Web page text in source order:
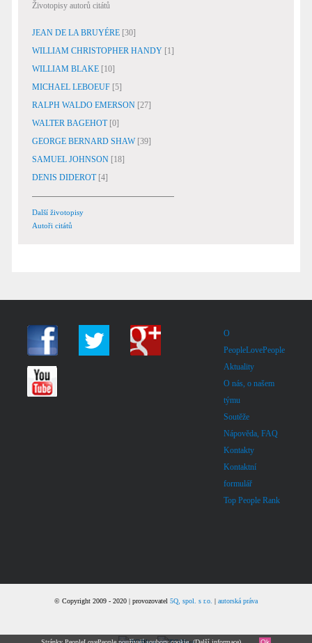
Životopisy autorů citátů
JEAN DE LA BRUYÉRE [30]
WILLIAM CHRISTOPHER HANDY [1]
WILLIAM BLAKE [10]
MICHAEL LEBOEUF [5]
RALPH WALDO EMERSON [27]
WALTER BAGEHOT [0]
GEORGE BERNARD SHAW [39]
SAMUEL JOHNSON [18]
DENIS DIDEROT [4]
Další životopisy
Autoři citátů
O
PeopleLovePeople
Aktuality
O nás, o našem
týmu
Soutěže
Nápověda, FAQ
Kontakty
Kontaktní
formulář
Top People Rank
© Copyright 2009 - 2020 | provozovatel 5Q, spol. s r.o. | autorská práva